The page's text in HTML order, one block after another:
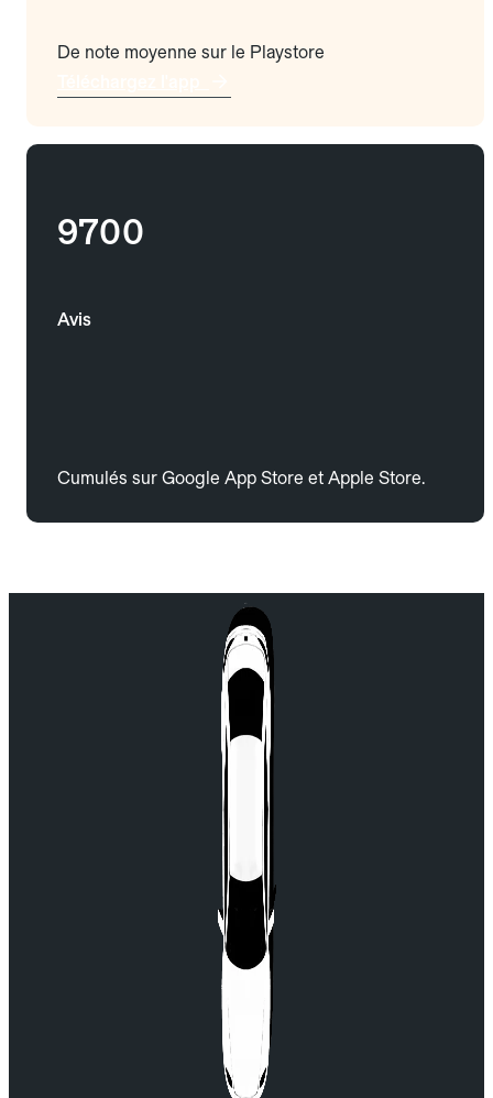
De note moyenne sur le Playstore
9700
Avis
Cumulés sur Google App Store et Apple Store.